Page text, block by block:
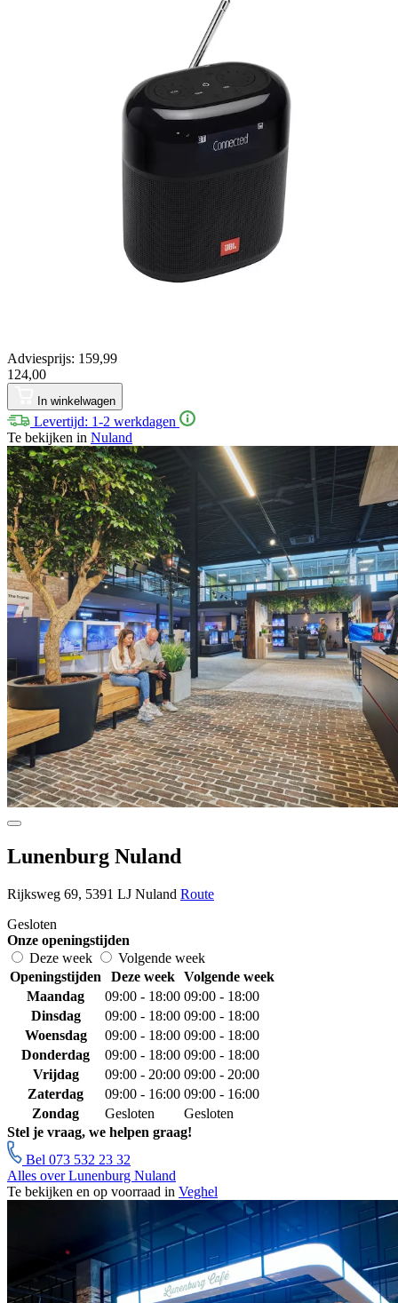
Adviesprijs: 159,99
124,00
In winkelwagen
Levertijd: 1-2 werkdagen
Te bekijken in Nuland
Lunenburg Nuland
Rijksweg 69, 5391 LJ Nuland Route
Gesloten
Onze openingstijden
Deze week
Volgende week
Openingstijden
Deze week
Volgende week
Maandag
09:00 - 18:00 09:00 - 18:00
Dinsdag
09:00 - 18:00 09:00 - 18:00
Woensdag
09:00 - 18:00 09:00 - 18:00
Donderdag
09:00 - 18:00 09:00 - 18:00
Vrijdag
09:00 - 20:00 09:00 - 20:00
Zaterdag
09:00 - 16:00 09:00 - 16:00
Zondag
Gesloten
Gesloten
Stel je vraag, we helpen graag!
Bel 073 532 23 32
Alles over Lunenburg Nuland
Te bekijken en op voorraad in Veghel